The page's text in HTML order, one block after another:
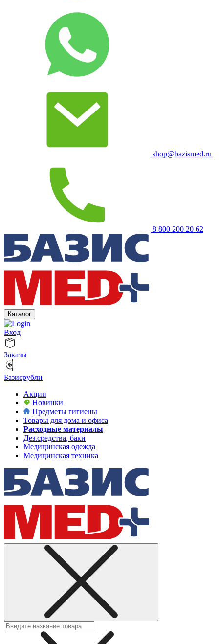
shop@bazismed.ru
8 800 200 20 62
Каталог
Вход
Заказы
Базисрубли
Акции
Новинки
Предметы гигиены
Товары для дома и офиса
Расходные материалы
Дез.средства, баки
Медицинская одежда
Медицинская техника